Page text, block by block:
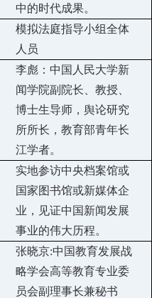
中的时代成果。
模拟法庭指导小组全体
人员
李彪：中国人民大学新
闻学院副院长、教授、
博士生导师，舆论研究
所所长， 教育部青年长
江学者。
实地参访中央档案馆或
国家图书馆或新媒体企
业，见证中国新闻发展
事业的伟大历程。
张晓京:中国教育发展战
略学会高等教育专业委
员会副理事长兼秘书